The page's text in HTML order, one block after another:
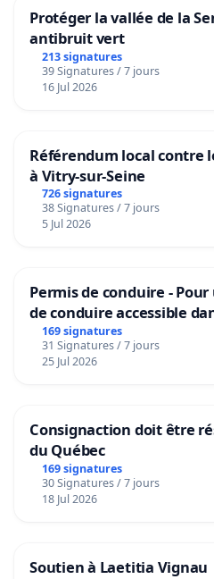
Protéger la vallée de la
antibruit vert
213 signatures
39 Signatures / 7 jours
16 Jul 2026
Référendum local contre
à Vitry-sur-Seine
726 signatures
38 Signatures / 7 jours
5 Jul 2026
Permis de conduire -
de conduire accessible
Bruxelles
169 signatures
31 Signatures / 7 jours
25 Jul 2026
Consignaction doit être
du Québec
169 signatures
30 Signatures / 7 jours
18 Jul 2026
Soutien à Laetitia Vignau